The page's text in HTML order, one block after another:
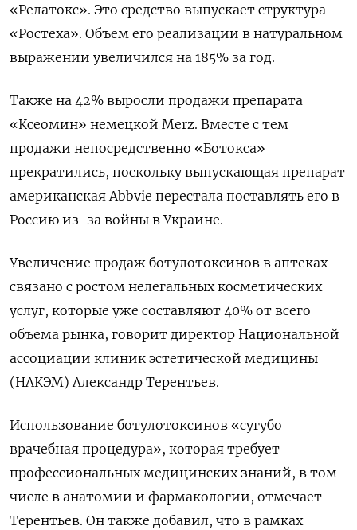
«Релатокс». Это средство выпускает структура
«Ростеха». Объем его реализации в натуральном
выражении увеличился на 185% за год.
Также на 42% выросли продажи препарата
«Ксеомин» немецкой Merz. Вместе с тем
продажи непосредственно «Ботокса»
прекратились, поскольку выпускающая препарат
американская Abbvie перестала поставлять его в
Россию из-за войны в Украине.
Увеличение продаж ботулотоксинов в аптеках
связано с ростом нелегальных косметических
услуг, которые уже составляют 40% от всего
объема рынка, говорит директор Национальной
ассоциации клиник эстетической медицины
(НАКЭМ) Александр Терентьев.
Использование ботулотоксинов «сугубо
врачебная процедура», которая требует
профессиональных медицинских знаний, в том
числе в анатомии и фармакологии, отмечает
Терентьев. Он также добавил, что в рамках